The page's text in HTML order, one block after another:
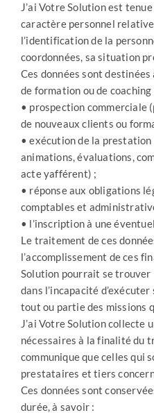
J’ai Votre Solution est
caractère personnel
l’identification de la
coordonnées, sa situation
Ces données sont
de formation ou de coaching
• prospection commerciale
de nouveaux clients ou
• exécution de la
animations, évaluations,
acte yafférent) ;
• réponse aux obligations
comptables et
• l’inscription à une
Le traitement de ces
l’accomplissement de ces
Solution pourrait se trouver
dans l’incapacité
tout ou partie des missions
J’ai Votre Solution collecte
nécessaires à la finalité du
communique que celles qui
prestataires et tiers
Ces données sont
durée, à savoir :